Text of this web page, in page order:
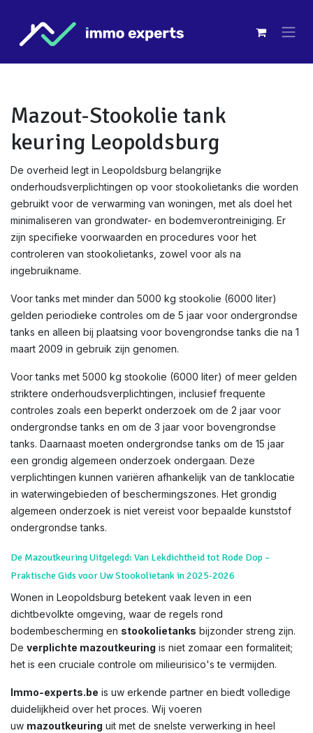
Mazout-Stookolie tank
keuring Leopoldsburg
De overheid legt in Leopoldsburg belangrijke
onderhoudsverplichtingen op voor stookolietanks die worden
gebruikt voor de verwarming van woningen, met als doel het
minimaliseren van grondwater- en bodemverontreiniging. Er
zijn specifieke voorwaarden en procedures voor het
controleren van stookolietanks, zowel voor als na
ingebruikname.
Voor tanks met minder dan 5000 kg stookolie (6000 liter)
gelden periodieke controles om de 5 jaar voor ondergrondse
tanks en alleen bij plaatsing voor bovengrondse tanks die na 1
maart 2009 in gebruik zijn genomen.
Voor tanks met 5000 kg stookolie (6000 liter) of meer gelden
striktere onderhoudsverplichtingen, inclusief frequente
controles zoals een beperkt onderzoek om de 2 jaar voor
ondergrondse tanks en om de 3 jaar voor bovengrondse
tanks. Daarnaast moeten ondergrondse tanks om de 15 jaar
een grondig algemeen onderzoek ondergaan. Deze
verplichtingen kunnen variëren afhankelijk van de tanklocatie
in waterwingebieden of beschermingszones. Het grondig
algemeen onderzoek is niet vereist voor bepaalde kunststof
ondergrondse tanks.
De Mazoutkeuring Uitgelegd: Van Lekdichtheid tot Rode Dop –
Praktische Gids voor Uw Stookolietank in 2025-2026
Wonen in Leopoldsburg betekent vaak leven in een
dichtbevolkte omgeving, waar de regels rond
bodembescherming en stookolietanks bijzonder streng zijn.
De verplichte mazoutkeuring is niet zomaar een formaliteit;
het is een cruciale controle om milieurisico's te vermijden.
Immo-experts.be is uw erkende partner en biedt volledige
duidelijkheid over het proces. Wij voeren
uw mazoutkeuring uit met de snelste verwerking in heel